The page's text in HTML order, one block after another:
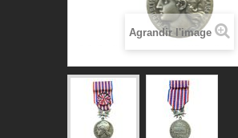
Agrandir l'image